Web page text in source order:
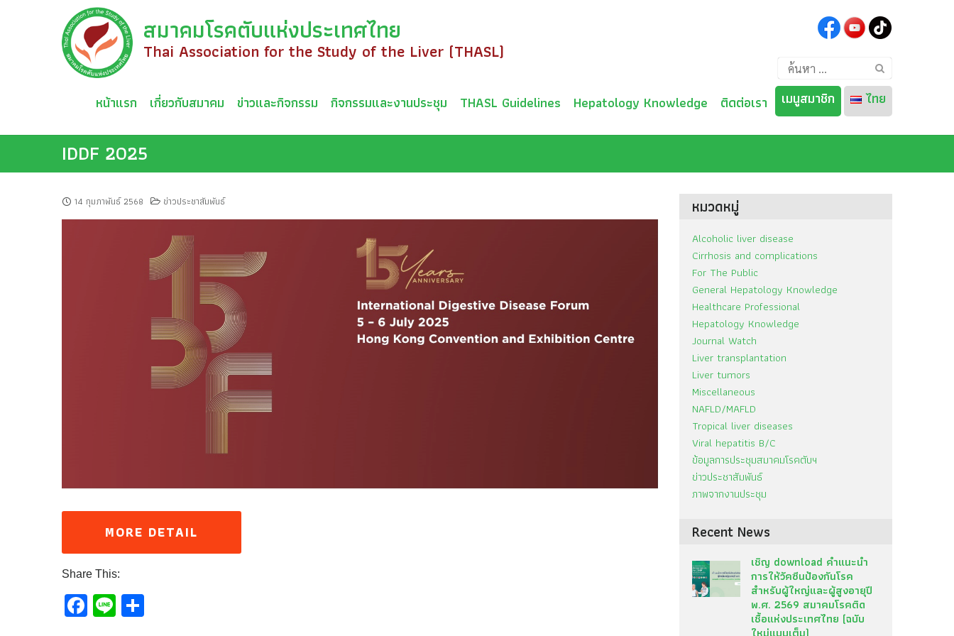
สมาคมโรคตับแห่งประเทศไทย
Thai Association for the Study of the Liver (THASL)
ค้นหา
สำหรับ:
หน้าแรก เกี่ยวกับสมาคม ข่าวและกิจกรรม กิจกรรมและงานประชุม THASL Guidelines Hepatology Knowledge ติดต่อเรา เมนูสมาชิก ไทย
IDDF 2025
14 กุมภาพันธ์ 2568 ข่าวประชาสัมพันธ์
MORE DETAIL
Share This:
Facebook
Line
หมวดหมู่
Alcoholic liver disease
Cirrhosis and complications
For The Public
General Hepatology Knowledge
Healthcare Professional
Hepatology Knowledge
Journal Watch
Liver transplantation
Liver tumors
Miscellaneous
NAFLD/MAFLD
Tropical liver diseases
Viral hepatitis B/C
ข้อมูลการประชุมสมาคมโรคตับฯ
ข่าวประชาสัมพันธ์
ภาพจากงานประชุม
Recent News
เชิญ download คำแนะนำ
การให้วัคซีนป้องกันโรค
สำหรับผู้ใหญ่และผู้สูงอายุปี
พ.ศ. 2569 สมาคมโรคติด
เชื้อแห่งประเทศไทย (ฉบับ